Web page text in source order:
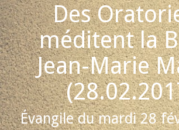
Des
méditent la
Jean-Marie
Évangile du mardi 28